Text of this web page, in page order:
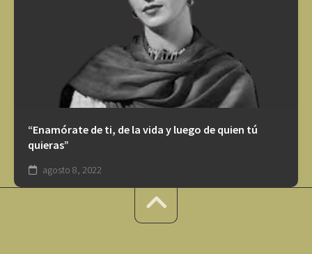
“Enamórate de ti, de la vida y luego de quien tú
quieras”
agosto 8, 2022